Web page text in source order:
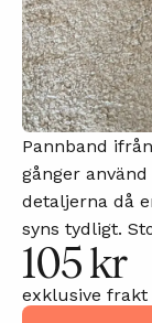
Pannband
gånger
detaljerna då
syns tydligt. Storlek: full
den ej
träns. Om du har några frågor innan du köper eller
vill att jag
105 kr
exklusive frakt